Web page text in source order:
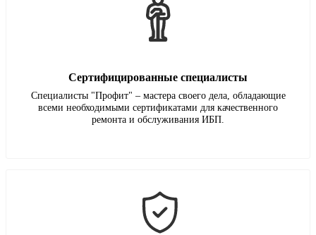
Сертифицированные специалисты
Специалисты "Профит" – мастера своего дела, обладающие
всеми необходимыми сертификатами для качественного
ремонта и обслуживания ИБП.